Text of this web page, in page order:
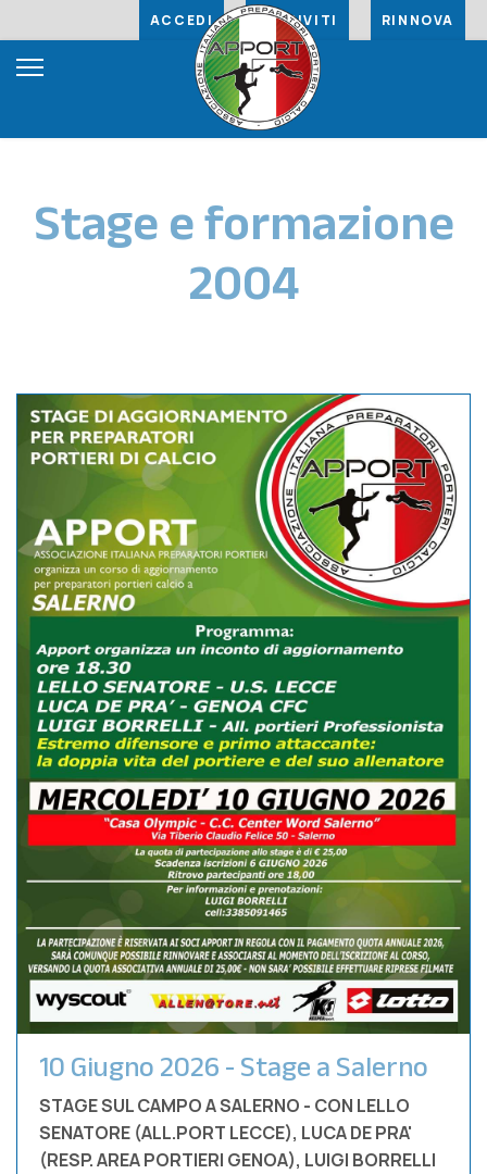
ACCEDI ISCRIVITI RINNOVA
Stage e formazione
2004
10 Giugno 2026 - Stage a Salerno
STAGE SUL CAMPO A SALERNO - CON LELLO
SENATORE (ALL.PORT LECCE), LUCA DE PRA'
(RESP. AREA PORTIERI GENOA), LUIGI BORRELLI